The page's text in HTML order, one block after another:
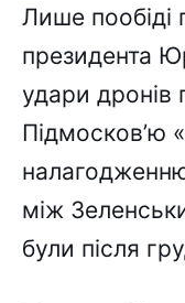
Лише пообіді
президента
удари дронів
Підмосков’ю
між
були після